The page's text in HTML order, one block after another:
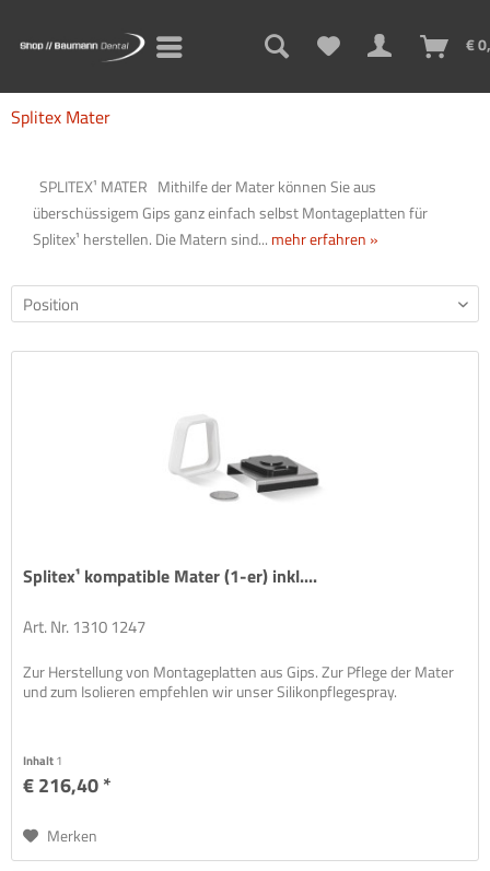
€
Splitex Mater
SPLITEX¹ MATER Mithilfe der Mater können Sie aus
überschüssigem Gips ganz einfach selbst Montageplatten für
Splitex¹ herstellen. Die Matern sind... mehr erfahren »
Splitex¹ kompatible Mater (1-er) inkl....
Art. Nr. 1310 1247
Zur Herstellung von Montageplatten aus Gips. Zur Pflege der Mater
und zum Isolieren empfehlen wir unser Silikonpflegespray.
Inhalt1
€ 216,40 *
Merken